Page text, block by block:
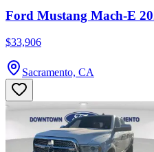
Ford Mustang Mach-E
$33,906
Sacramento, CA